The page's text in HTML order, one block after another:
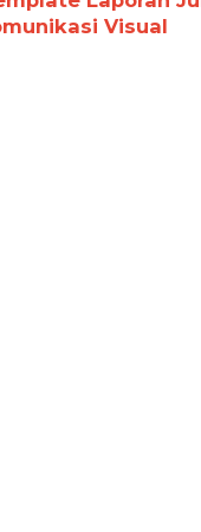
Visual